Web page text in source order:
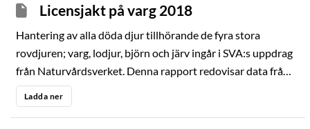
Licensjakt på varg 2018
Hantering av alla döda djur tillhörande de fyra stora
rovdjuren; varg, lodjur, björn och järv ingår i SVA:s uppdrag
från Naturvårdsverket. Denna rapport redovisar data från
SVA:s undersökningar av vargar fällda under licensjakten
på varg 2018. Rapporten innehåller samtliga
Ladda ner